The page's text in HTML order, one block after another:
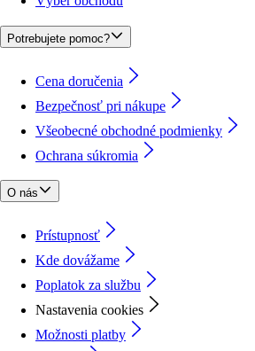
Potrebujete pomoc?
Cena doručenia
Bezpečnosť pri nákupe
Všeobecné obchodné podmienky
Ochrana súkromia
O nás
Prístupnosť
Kde dovážame
Poplatok za službu
Nastavenia cookies
Možnosti platby